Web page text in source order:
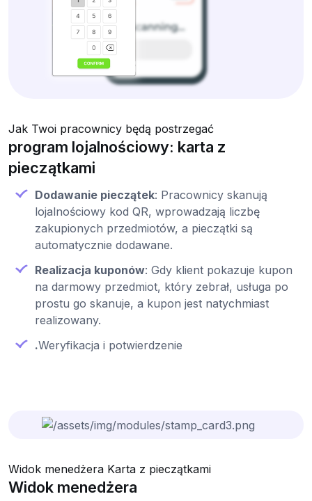
Jak Twoi pracownicy będą postrzegać
program lojalnościowy: karta z
pieczątkami
Dodawanie pieczątek: Pracownicy skanują
lojalnościowy kod QR, wprowadzają liczbę
zakupionych przedmiotów, a pieczątki są
automatycznie dodawane.
Realizacja kuponów: Gdy klient pokazuje kupon
na darmowy przedmiot, który zebrał, usługa po
prostu go skanuje, a kupon jest natychmiast
realizowany.
.Weryfikacja i potwierdzenie
Widok menedżera Karta z pieczątkami
Widok menedżera